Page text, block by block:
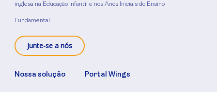
inglesa na Educação Infantil e nos Anos Iniciais do Ensino
Fundamental.
Junte-se a nós
Nossa solução Portal Wings